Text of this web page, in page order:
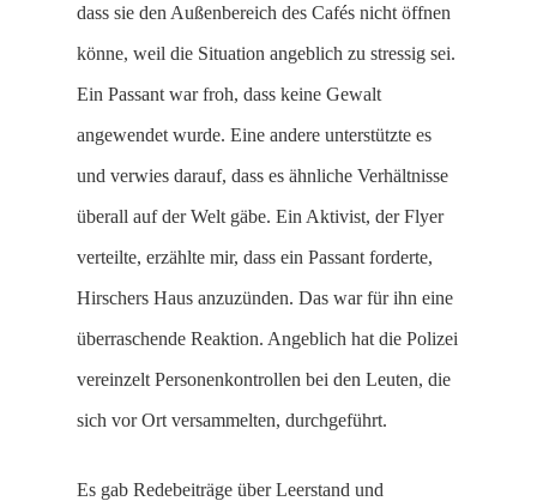
dass sie den Außenbereich des Cafés nicht öffnen
könne, weil die Situation angeblich zu stressig sei.
Ein Passant war froh, dass keine Gewalt
angewendet wurde. Eine andere unterstützte es
und verwies darauf, dass es ähnliche Verhältnisse
überall auf der Welt gäbe. Ein Aktivist, der Flyer
verteilte, erzählte mir, dass ein Passant forderte,
Hirschers Haus anzuzünden. Das war für ihn eine
überraschende Reaktion. Angeblich hat die Polizei
vereinzelt Personenkontrollen bei den Leuten, die
sich vor Ort versammelten, durchgeführt.
Es gab Redebeiträge über Leerstand und